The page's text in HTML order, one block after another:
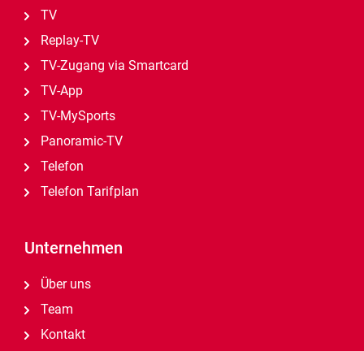
TV
Replay-TV
TV-Zugang via Smartcard
TV-App
TV-MySports
Panoramic-TV
Telefon
Telefon Tarifplan
Unternehmen
Über uns
Team
Kontakt